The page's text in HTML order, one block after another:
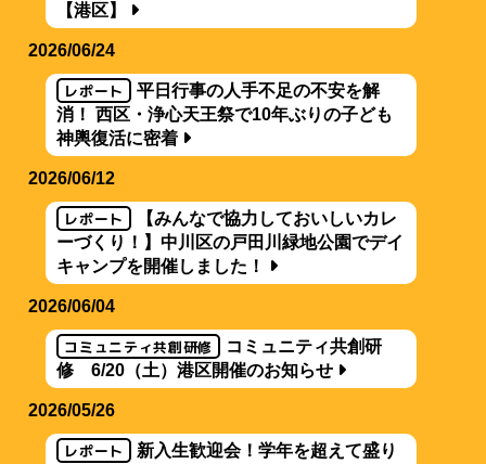
【港区】
2026/06/24
レポート
平日行事の人手不足の不安を解
消！ 西区・浄心天王祭で10年ぶりの子ども
神輿復活に密着
2026/06/12
レポート
【みんなで協力しておいしいカレ
ーづくり！】中川区の戸田川緑地公園でデイ
キャンプを開催しました！
2026/06/04
コミュニティ共創研修
コミュニティ共創研
修 6/20（土）港区開催のお知らせ
2026/05/26
レポート
新入生歓迎会！学年を超えて盛り